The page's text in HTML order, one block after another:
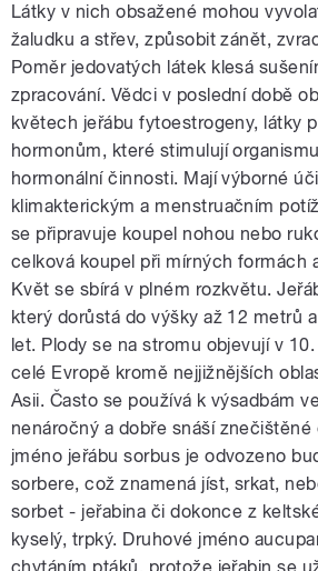
Látky v nich obsažené mohou
žaludku a střev, způsobit zánět,
Poměr jedovatých látek klesá
zpracování. Vědci v poslední době
květech jeřábu fytoestrogeny, látky
hormonům, které stimulují
hormonální činnosti. Mají výborné
klimakterickým a menstruačním
se připravuje koupel nohou nebo
celková koupel při mírných formách
Květ se sbírá v plném rozkvětu.
který dorůstá do výšky až 12 metrů
let. Plody se na stromu objevují v
celé Evropě kromě nejjižnějších
Asii. Často se používá k výsadbám
nenáročný a dobře snáší znečištěné
jméno jeřábu sorbus je odvozeno
sorbere, což znamená jíst, srkat,
sorbet - jeřabina či dokonce z
kyselý, trpký. Druhové jméno